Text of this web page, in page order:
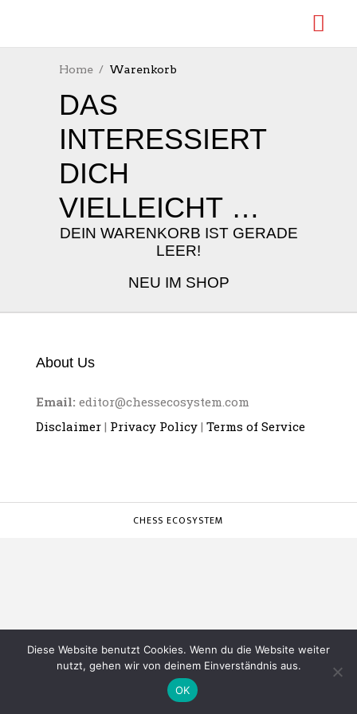
Home Warenkorb
DAS
INTERESSIERT
DICH
VIELLEICHT …
DEIN WARENKORB IST GERADE
LEER!
NEU IM SHOP
About Us
Email: editor@chessecosystem.com
Disclaimer | Privacy Policy | Terms of Service
CHESS ECOSYSTEM
Diese Website benutzt Cookies. Wenn du die Website weiter
nutzt, gehen wir von deinem Einverständnis aus.
OK